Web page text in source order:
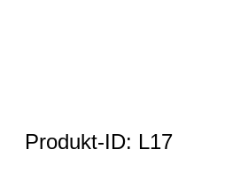
AGB
Produkt-ID: L17